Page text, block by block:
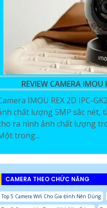
REVIEW CAMERA
IMOU REX 2D IPC-
chất lượng 5MP sắc nét,
ra hình ảnh chất lượng
trong...
CAMERA THEO CHỨC NĂNG
Top 5 Camera Wifi Cho Gia Đình Nên Dùng